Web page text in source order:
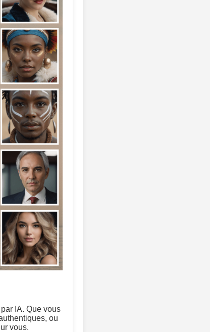
IA. Que vous
ou
vous.